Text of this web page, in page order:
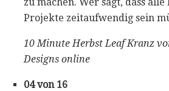
Projekte zeitaufwendig sein
10 Minute Herbst Leaf Kranz
Designs online
04 von 16